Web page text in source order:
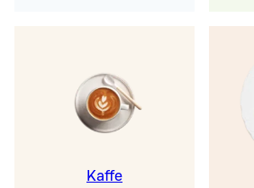
Kaffe